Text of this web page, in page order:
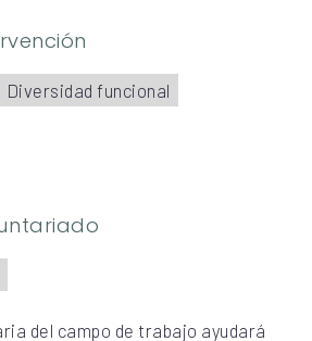
Diversidad funcional
del campo de trabajo ayudará